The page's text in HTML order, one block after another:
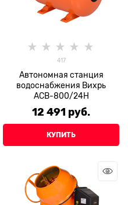
417
Автономная станция
водоснабжения Вихрь
АСВ-800/24Н
12 491 руб.
КУПИТЬ